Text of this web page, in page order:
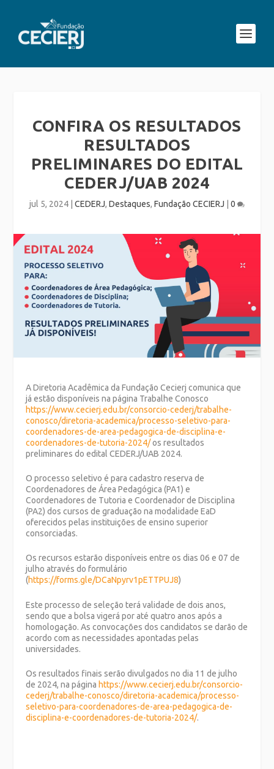
CONFIRA OS RESULTADOS
RESULTADOS
PRELIMINARES DO EDITAL
CEDERJ/UAB 2024
jul 5, 2024 CEDERJ, Destaques, Fundação CECIERJ 0
A Diretoria Acadêmica da Fundação Cecierj comunica que
já estão disponíveis na página Trabalhe Conosco
https://www.cecierj.edu.br/consorcio-cederj/trabalhe-
conosco/diretoria-academica/processo-seletivo-para-
coordenadores-de-area-pedagogica-de-disciplina-e-
coordenadores-de-tutoria-2024/os resultados
preliminares do edital CEDERJ/UAB 2024.
O processo seletivo é para cadastro reserva de
Coordenadores de Área Pedagógica (PA1) e
Coordenadores de Tutoria e Coordenador de Disciplina
(PA2) dos cursos de graduação na modalidade EaD
oferecidos pelas instituições de ensino superior
consorciadas.
Os recursos estarão disponíveis entre os dias 06 e 07 de
julho através do formulário
(https://forms.gle/DCaNpyrv1pETTPUJ8)
Este processo de seleção terá validade de dois anos,
sendo que a bolsa vigerá por até quatro anos após a
homologação. As convocações dos candidatos se darão de
acordo com as necessidades apontadas pelas
universidades.
Os resultados finais serão divulgados no dia 11 de julho
de 2024, na página https://www.cecierj.edu.br/consorcio-
cederj/trabalhe-conosco/diretoria-academica/processo-
seletivo-para-coordenadores-de-area-pedagogica-de-
disciplina-e-coordenadores-de-tutoria-2024/.